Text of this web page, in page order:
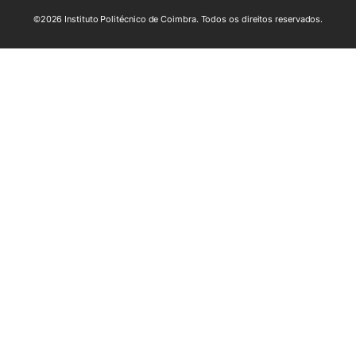
©2026 Instituto Politécnico de Coimbra. Todos os direitos reservados.